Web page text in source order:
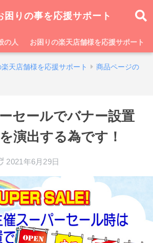
困りの事を応援サポート
の人 お困りの楽天店舗様を応援サポート
天店舗様を応援サポート
商品ページの
セールでバナー設置
演出する為です！
2021年6月29日